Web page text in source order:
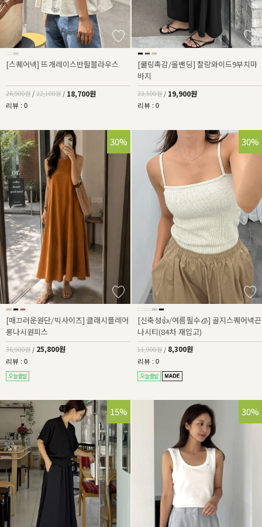
[스퀘어넥] 뜨개레이스반팔블라우스
26,900원 / 22,100원 / 18,700원
리뷰 : 0
[쿨링촉감/올밴딩] 찰랑와이드9부치마
바지
23,500원 / 19,900원
리뷰 : 0
30%
[매끄러운원단/빅사이즈] 클래시플레어
롱나시원피스
36,900원 / 25,800원
리뷰 : 0
30%
[신축성👍/여름필수🧊] 골지스퀘어넥끈
나시티(84차 재입고)
11,900원 / 8,300원
리뷰 : 0
25%
15% 30%